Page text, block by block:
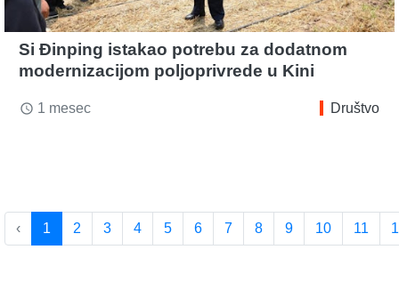
Si Đinping istakao potrebu za dodatnom
modernizacijom poljoprivrede u Kini
access_time 1 mesec Društvo
‹ 1 2 3 4 5 6 7 8 9 10 11